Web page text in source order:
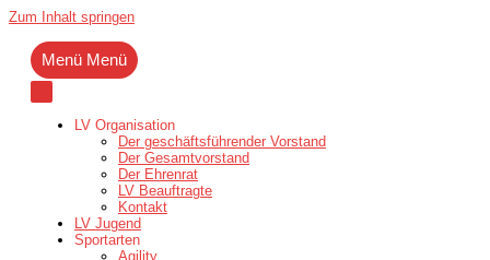
Zum Inhalt springen
Menü Menü
LV Organisation
Der geschäftsführender Vorstand
Der Gesamtvorstand
Der Ehrenrat
LV Beauftragte
Kontakt
LV Jugend
Sportarten
Agility